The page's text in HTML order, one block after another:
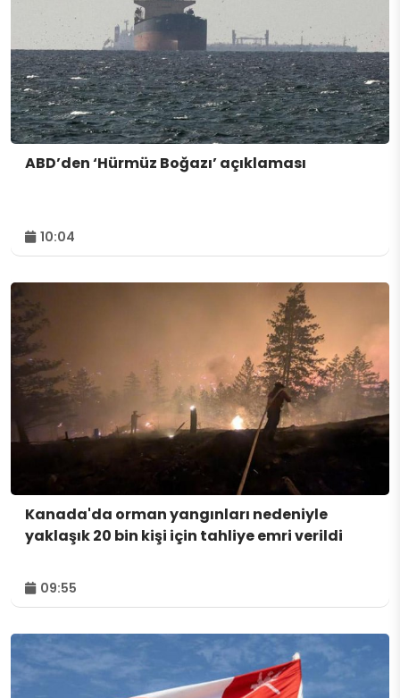
ABD’den ‘Hürmüz Boğazı’ açıklaması
10:04
Kanada'da orman yangınları nedeniyle
yaklaşık 20 bin kişi için tahliye emri verildi
09:55